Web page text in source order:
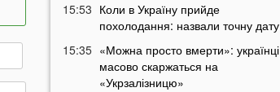
15:53 Коли в Україну прийде
похолодання: назвали точну дату
15:35 «Можна просто вмерти»: українці
масово скаржаться на
«Укрзалізницю»